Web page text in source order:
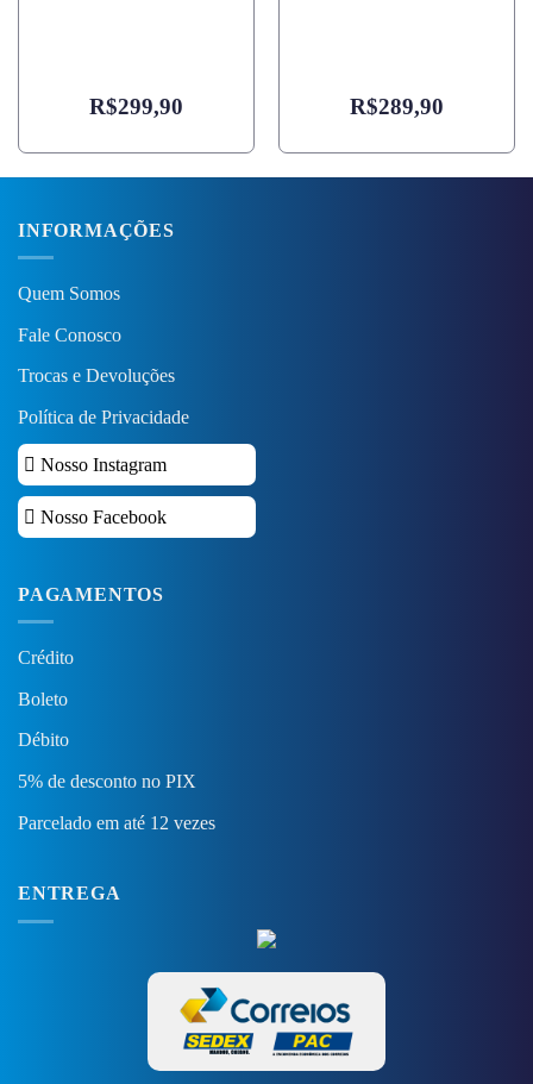
R$299,90 R$289,90
INFORMAÇÕES
Quem Somos
Fale Conosco
Trocas e Devoluções
Política de Privacidade
Nosso Instagram
Nosso Facebook
PAGAMENTOS
Crédito
Boleto
Débito
5% de desconto no PIX
Parcelado em até 12 vezes
ENTREGA